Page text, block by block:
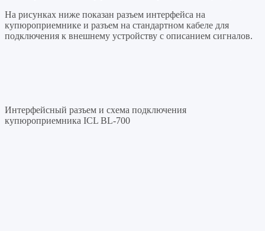
На рисунках ниже показан разъем интерфейса на
купюроприемнике и разъем на стандартном кабеле для
подключения к внешнему устройству с описанием сигналов.
Интерфейсный разъем и схема подключения
купюроприемника ICL BL-700